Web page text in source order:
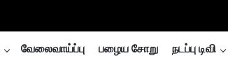
வேலைவாய்ப்பு பழைய சோறு நடப்பு டிவி